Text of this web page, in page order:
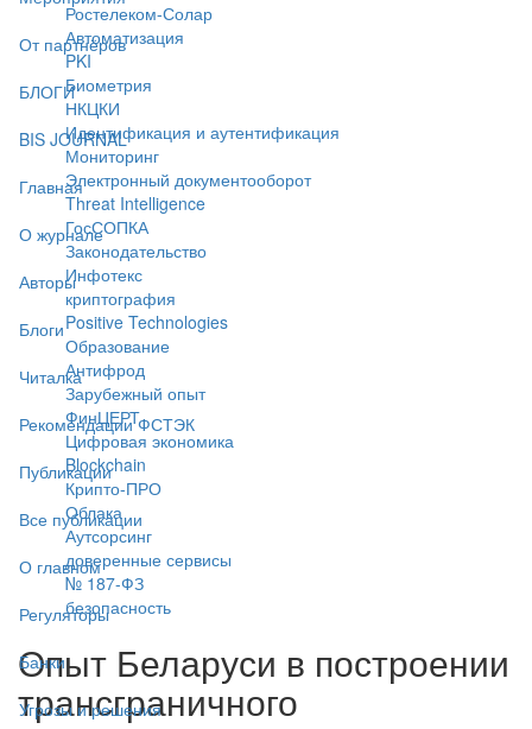
От партнёров
БЛОГИ
BIS JOURNAL
Главная
О журнале
Авторы
Блоги
Читалка
Рекомендации ФСТЭК
Публикации
Все публикации
О главном
Регуляторы
Банки
Угрозы и решения
Ростелеком-Солар
Автоматизация
PKI
Биометрия
НКЦКИ
Идентификация и аутентификация
Мониторинг
Электронный документооборот
Threat Intelligence
ГосСОПКА
Законодательство
Инфотекс
криптография
Positive Technologies
Образование
Антифрод
Зарубежный опыт
ФинЦЕРТ
Цифровая экономика
Blockchain
Крипто-ПРО
Облака
Аутсорсинг
доверенные сервисы
№ 187-ФЗ
безопасность
Опыт Беларуси в построении
трансграничного